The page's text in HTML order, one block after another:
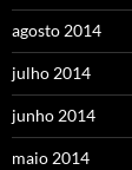
agosto 2014
julho 2014
junho 2014
maio 2014